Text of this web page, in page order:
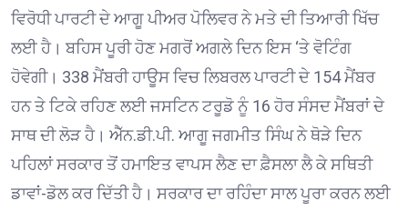
ਵਿਰੋਧੀ ਪਾਰਟੀ ਦੇ ਆਗੂ ਪੀਅਰ ਪੋਲਿਵਰ ਨੇ ਮਤੇ ਦੀ ਤਿਆਰੀ ਖਿੱਚ
ਲਈ ਹੈ। ਬਹਿਸ ਪੂਰੀ ਹੋਣ ਮਗਰੋਂ ਅਗਲੇ ਦਿਨ ਇਸ ‘ਤੇ ਵੋਟਿੰਗ
ਹੋਵੇਗੀ। 338 ਮੈਂਬਰੀ ਹਾਊਸ ਵਿਚ ਲਿਬਰਲ ਪਾਰਟੀ ਦੇ 154 ਮੈਂਬਰ
ਹਨ ਤੇ ਟਿਕੇ ਰਹਿਣ ਲਈ ਜਸਟਿਨ ਟਰੂਡੋ ਨੂੰ 16 ਹੋਰ ਸੰਸਦ ਮੈਂਬਰਾਂ ਦੇ
ਸਾਥ ਦੀ ਲੋੜ ਹੈ। ਐੱਨ.ਡੀ.ਪੀ. ਆਗੂ ਜਗਮੀਤ ਸਿੰਘ ਨੇ ਥੋੜੇ ਦਿਨ
ਪਹਿਲਾਂ ਸਰਕਾਰ ਤੋਂ ਹਮਾਇਤ ਵਾਪਸ ਲੈਣ ਦਾ ਫ਼ੈਸਲਾ ਲੈ ਕੇ ਸਥਿਤੀ
ਡਾਵਾਂ-ਡੋਲ ਕਰ ਦਿੱਤੀ ਹੈ। ਸਰਕਾਰ ਦਾ ਰਹਿੰਦਾ ਸਾਲ ਪੂਰਾ ਕਰਨ ਲਈ